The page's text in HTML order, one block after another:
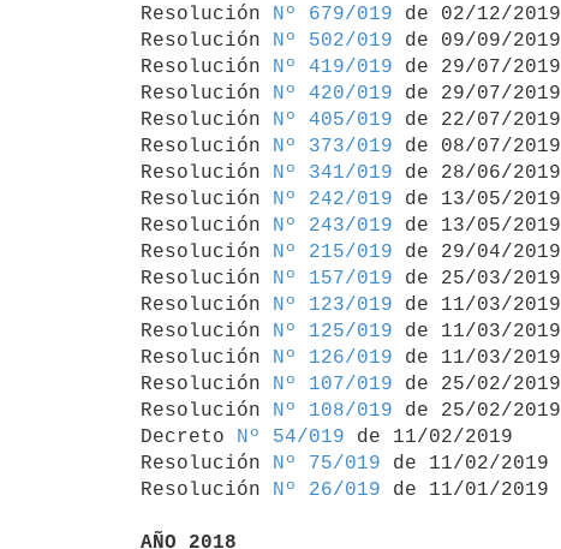
Resolución
Nº 679/019 de 02/12/2019
Resolución
Nº 502/019 de 09/09/2019
Resolución
Nº 419/019 de 29/07/2019
Resolución
Nº 420/019 de 29/07/2019
Resolución
Nº 405/019 de 22/07/2019
Resolución
Nº 373/019 de 08/07/2019
Resolución
Nº 341/019 de 28/06/2019
Resolución
Nº 242/019 de 13/05/2019
Resolución
Nº 243/019 de 13/05/2019
Resolución
Nº 215/019 de 29/04/2019
Resolución
Nº 157/019 de 25/03/2019
Resolución
Nº 123/019 de 11/03/2019
Resolución
Nº 125/019 de 11/03/2019
Resolución
Nº 126/019 de 11/03/2019
Resolución
Nº 107/019 de 25/02/2019
Resolución
Nº 108/019 de 25/02/2019
Decreto
Nº 54/019 de 11/02/2019
Resolución
Nº 75/019 de 11/02/2019
Resolución
Nº 26/019 de 11/01/2019
AÑO 2018